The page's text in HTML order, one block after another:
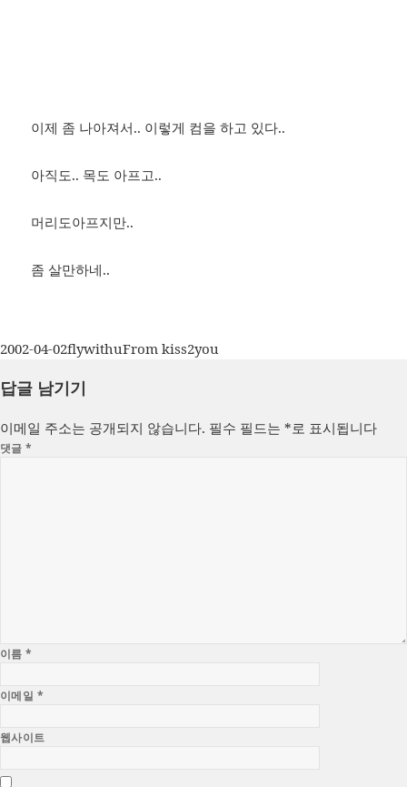
이제 좀 나아져서.. 이렇게 컴을 하고 있다..
아직도.. 목도 아프고..
머리도아프지만..
좀 살만하네..
작
일
2002-04-02글
이
flywithu카
From kiss2you
답글 남기기
이메일 주소는 공개되지 않습니다. 필수 필드는 *로 표시됩니다
댓글*
이름*
이메일 *
웹사이트